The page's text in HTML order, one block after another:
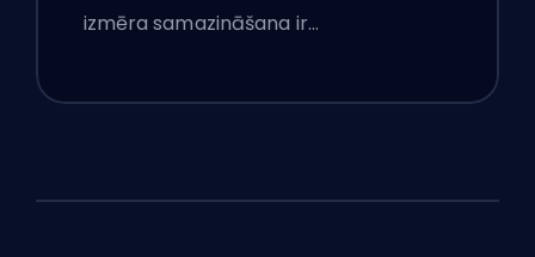
izmēra samazināšana ir…